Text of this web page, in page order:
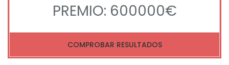
PREMIO: 600000€
COMPROBAR RESULTADOS